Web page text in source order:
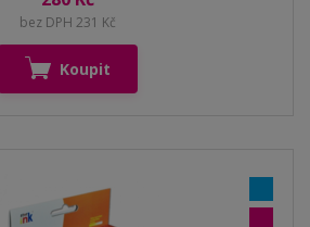
bez DPH 231 Kč
Koupit